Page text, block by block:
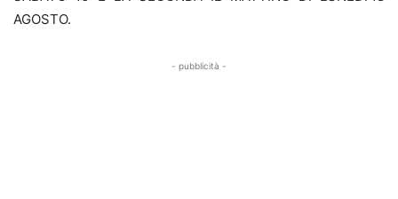
AGOSTO.
- pubblicità -